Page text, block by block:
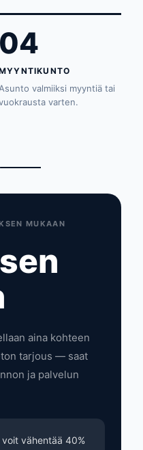
04
Asunto valmiiksi myyntiä tai
varten.
MUKAAN
aina kohteen
tarjous — saat
ja palvelun
voit vähentää 40%